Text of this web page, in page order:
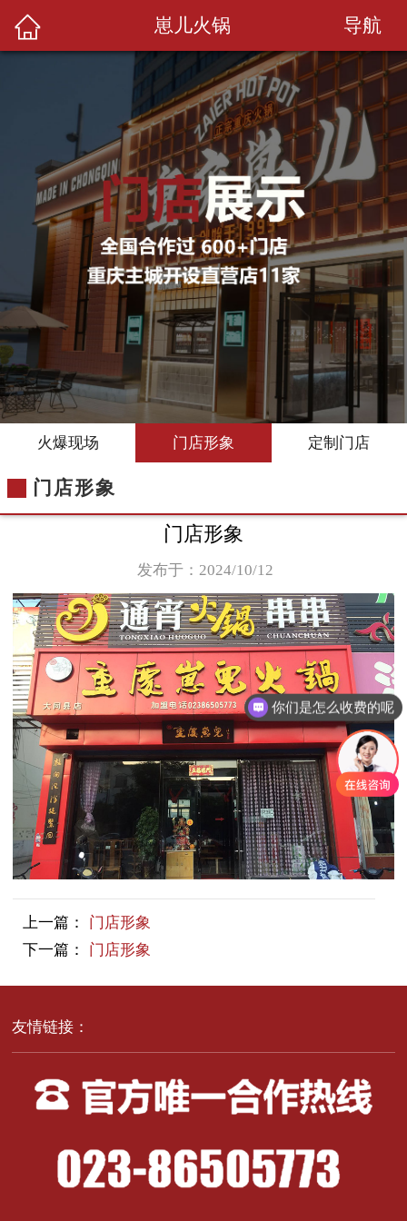
导航
崽儿火锅
火爆现场 门店形象 定制门店
门店形象
门店形象
发布于：2024/10/12
上一篇：
门店形象
下一篇：
门店形象
友情链接：
你们是怎么收费的呢